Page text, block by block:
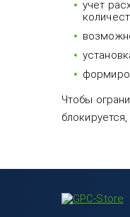
учет
Чтобы